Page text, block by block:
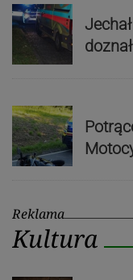
Reklama
Kultura